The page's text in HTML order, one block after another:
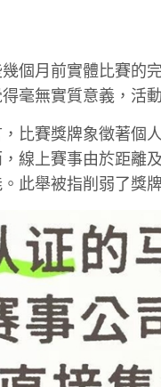
個月前實體比賽的
毫無實質意義，活
比賽獎牌象徵著個
線上賽事由於距離
此舉被指削弱了獎